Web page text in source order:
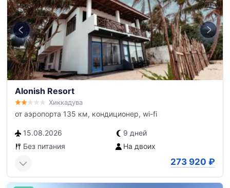
Alonish Resort
Хиккадува
от аэропорта 135 км, кондиционер, wi-fi
15.08.2026
9 дней
Без питания
На двоих
273 920 ₽